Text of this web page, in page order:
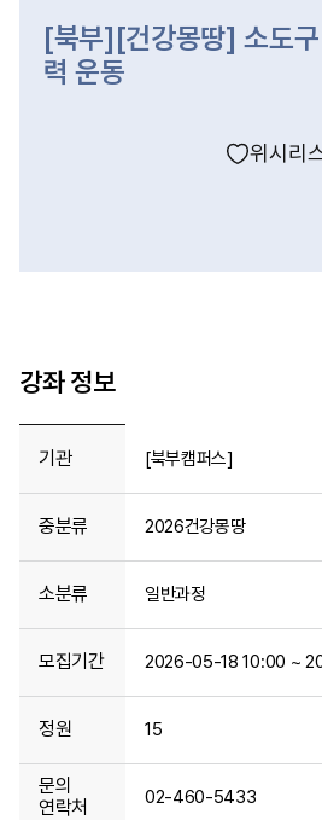
[북부][건강몽땅] 소도
력 운동
위시리
강좌 정보
기관 [북부캠퍼스]
중분류 2026건강몽땅
소분류 일반과정
모집기간 2026-05-18 10:00 ~
정원 15
문의
연락처
02-460-5433